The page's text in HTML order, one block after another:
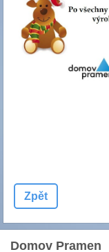
Zpět
Domov Pramen